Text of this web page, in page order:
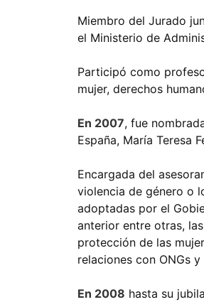
Miembro del Jurado
el Ministerio de
Participó como
mujer, derechos
En 2007, fue
España, María Teresa
Encargada del
violencia de género o
adoptadas por el
anterior entre otras,
protección de las
relaciones con ONGs
En 2008 hasta su